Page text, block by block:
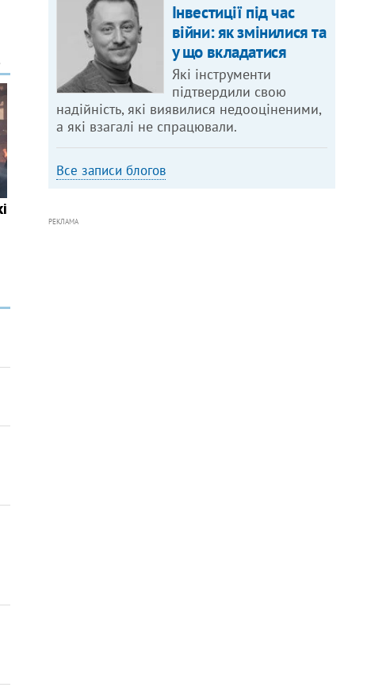
Інвестиції під час
війни: як змінилися та
у що вкладатися
Які інструменти
підтвердили свою
надійність, які виявилися недооціненими,
а які взагалі не спрацювали.
Все записи блогов
РЕКЛАМА